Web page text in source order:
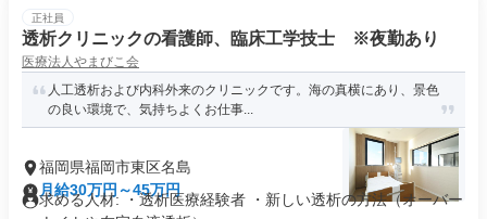
正社員
透析クリニックの看護師、臨床工学技士 ※夜勤あり
医療法人やまびこ会
人工透析および内科外来のクリニックです。海の真横にあり、景色
の良い環境で、気持ちよくお仕事...
福岡県福岡市東区名島
月給30万円～45万円
求める人材: ・透析医療経験者 ・新しい透析の方法（オーバー